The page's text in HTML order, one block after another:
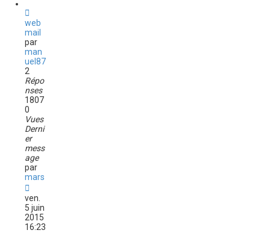
web
mail
par
man
uel87
2
Répo
nses
1807
0
Vues
Derni
er
mess
age
par
mars
ven.
5 juin
2015
16:23